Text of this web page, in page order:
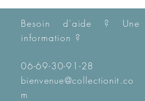
Besoin d'aide ? Une
information ?
06-69-30-91-28
bienvenue@collectionit.co
m